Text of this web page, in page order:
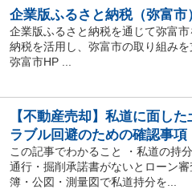
企業版ふるさと納税（弥富市
企業版ふるさと納税を通じて弥富
納税を活用し、弥富市の取り組み
弥富市HP ...
【不動産売却】私道に面し
ラブル回避のための確認事項
この記事でわかること ・私道の持
通行・掘削承諾書がないとローン
簿・公図・測量図で私道持分を...